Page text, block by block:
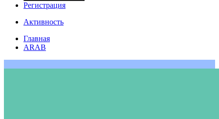
Регистрация
Активность
Главная
ARAB